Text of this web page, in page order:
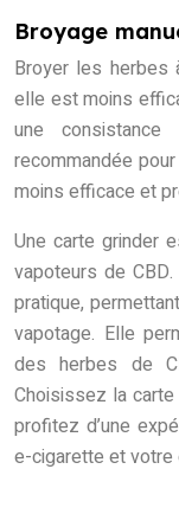
Broyage
Broyer les herbes
elle est moins
une
recommandée
moins efficace et
Une carte grinder
vapoteurs de
pratique,
vapotage. Elle
des herbes de
Choisissez la
profitez d’une
e-cigarette et votre